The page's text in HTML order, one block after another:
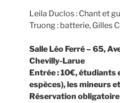
Leila Duclos : Chant et
Truong : batterie, Gilles
Salle Léo Ferré – 65,
Chevilly-Larue
Entrée : 10€, étudiants
espèces), les mineurs
Réservation